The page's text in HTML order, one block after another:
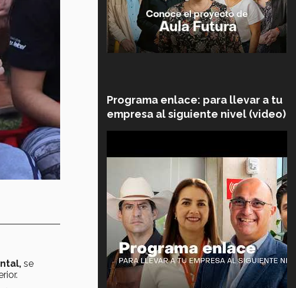
se
Programa enlace: para llevar a tu
empresa al siguiente nivel (video)